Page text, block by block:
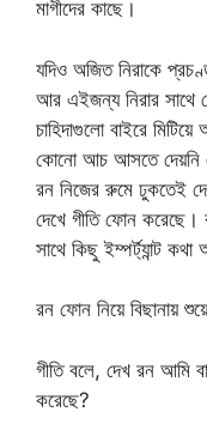
মাগীদের কাছে।
যদিও অজিত নিরাকে
আর এইজন্য নিরার সাথে
চাহিদাগুলো বাইরে
কোনো আচ আসতে দেয়নি
রন নিজের রুমে ঢুকতেই
দেখে গীতি ফোন
সাথে কিছু
রন ফোন নিয়ে বিছানায়
গীতি বলে, দেখ রন আমি
করেছে?